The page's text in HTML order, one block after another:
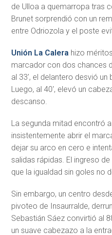
de Ulloa a quemarropa tras
Brunet sorprendió con un
entre Odriozola y el poste
Unión La Calerahizo
marcador con dos chances
al 33′, el delantero desvió
Luego, al 40′, elevó un
descanso.
La segunda mitad encontró
insistentemente abrir el
dejar su arco en cero e
salidas rápidas. El ingreso
que la igualdad sin goles no
Sin embargo, un centro
pivoteo de Insaurralde,
Sebastián Sáez convirtió al
un suave cabezazo a la